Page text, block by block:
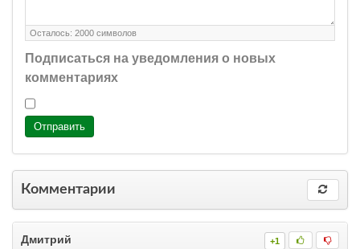
Осталось: 2000 символов
Подписаться на уведомления о новых
комментариях
Отправить
Комментарии
+1
Дмитрий